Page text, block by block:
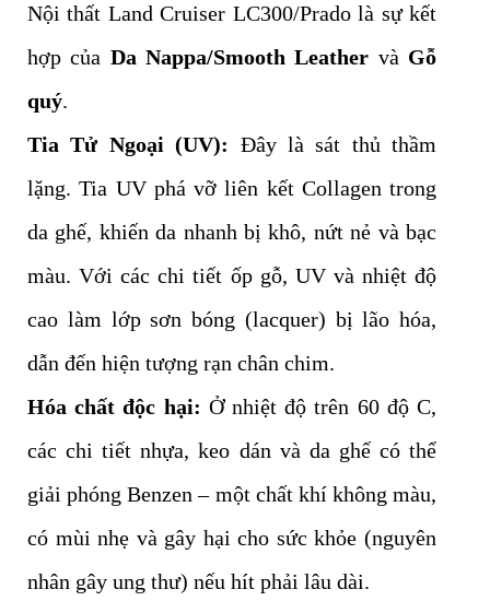
Nội thất Land Cruiser LC300/Prado là sự kết
hợp của Da Nappa/Smooth Leather và Gỗ
quý.
Tia Tử Ngoại (UV): Đây là sát thủ thầm
lặng. Tia UV phá vỡ liên kết Collagen trong
da ghế, khiến da nhanh bị khô, nứt nẻ và bạc
màu. Với các chi tiết ốp gỗ, UV và nhiệt độ
cao làm lớp sơn bóng (lacquer) bị lão hóa,
dẫn đến hiện tượng rạn chân chim.
Hóa chất độc hại: Ở nhiệt độ trên 60 độ C,
các chi tiết nhựa, keo dán và da ghế có thể
giải phóng Benzen – một chất khí không màu,
có mùi nhẹ và gây hại cho sức khỏe (nguyên
nhân gây ung thư) nếu hít phải lâu dài.